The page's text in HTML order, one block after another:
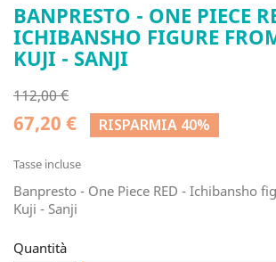
BANPRESTO - ONE PIECE
ICHIBANSHO FIGURE
KUJI - SANJI
112,00 €
67,20 € RISPARMIA 40%
Tasse incluse
Banpresto - One Piece RED - Ichibansho
Kuji - Sanji
Quantità